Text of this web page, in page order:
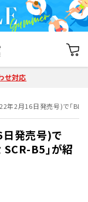
せ対応
年2月16日発売号)で「
日発売号)で
B5」が紹